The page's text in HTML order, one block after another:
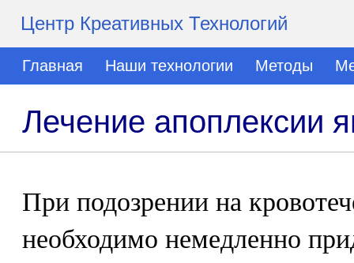
Центр Креативных Технологий
Главная Наши технологии Методы
Лечение апоплексии
При подозрении на
необходимо немедленно